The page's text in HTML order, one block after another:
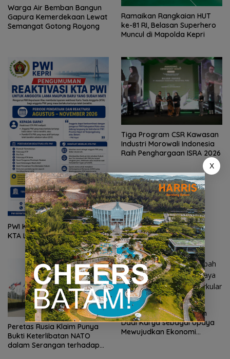
Warga Air Bemban Bangun
Gapura Kemerdekaan Lewat
Semangat Gotong Royong
Ramaikan Rangkaian HUT
ke-81 RI, Belasan Superhero
Muncul di Mapolda Kepri
PWI Kepri Buka Reaktivasi
KTA Lama dan Kadaluarsa
Tiga Program CSR Kawasan
Industri Morowali Indonesia
Raih Penghargaan ISRA 2026
Peretas Rusia Klaim Punya
Bukti Keterlibatan NATO
dalam Serangan terhadap
DadiKriya: Saka Sampah
Dadi Karya sebagai Upaya
Mewujudkan Ekonomi
X